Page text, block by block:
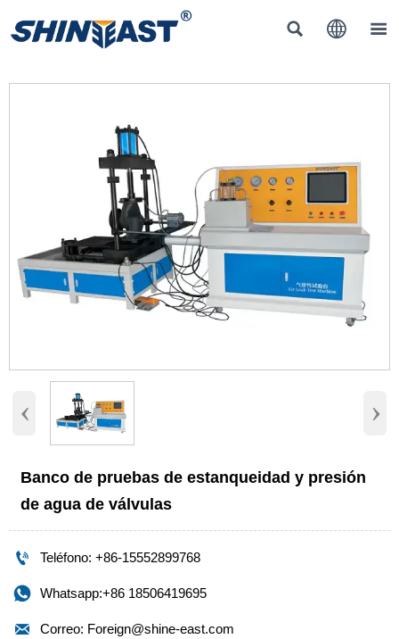
  
‹ ›
Banco de pruebas de estanqueidad y presión
de agua de válvulas
 Teléfono: +86-15552899768
 Whatsapp:+86 18506419695
 Correo: Foreign@shine-east.com